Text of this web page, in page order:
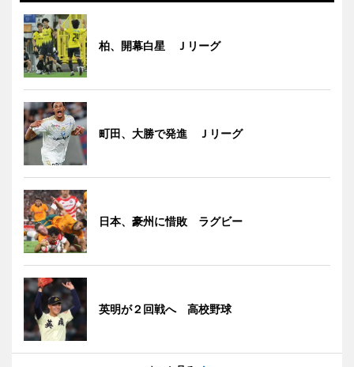
柏、開幕白星 Ｊリーグ
町田、大勝で発進 Ｊリーグ
日本、豪州に惜敗 ラグビー
英明が２回戦へ 高校野球